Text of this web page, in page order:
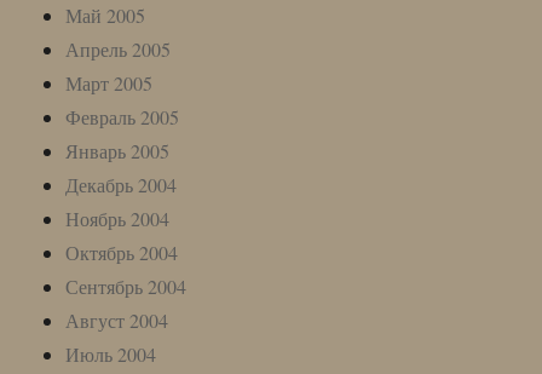
Май 2005
Апрель 2005
Март 2005
Февраль 2005
Январь 2005
Декабрь 2004
Ноябрь 2004
Октябрь 2004
Сентябрь 2004
Август 2004
Июль 2004